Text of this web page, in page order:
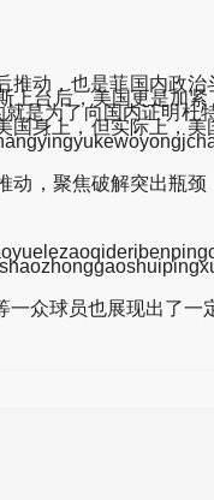
动，也是菲国内政治
上台后，美国更是加紧
是为了向国内证明杜
国身上，但实际上，
，聚焦破解突出瓶颈
众球员也展现出了一